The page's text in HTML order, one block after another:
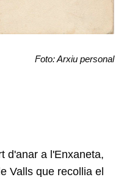
Foto: Arxiu personal
d'anar a l'Enxaneta,
Valls que recollia el